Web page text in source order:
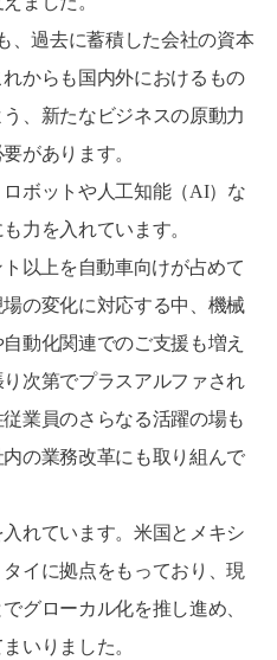
、過去に蓄積した会社の資本
からも国内外におけるもの
、新たなビジネスの原動力
があります。
ボットや人工知能（AI）な
力を入れています。
以上を自動車向けが占めて
の変化に対応する中、機械
動化関連でのご支援も増え
次第でプラスアルファされ
業員のさらなる活躍の場も
の業務改革にも取り組んで
れています。米国とメキシ
イに拠点をもっており、現
グローカル化を推し進め、
いりました。